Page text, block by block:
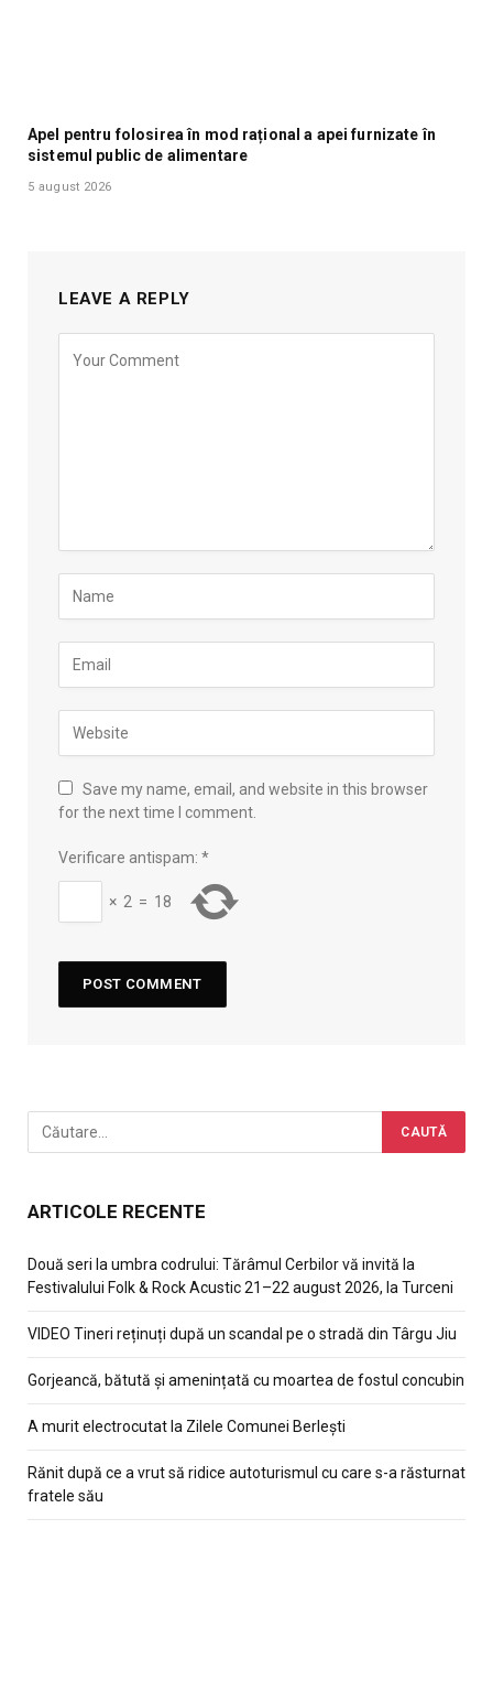
Apel pentru folosirea în mod rațional a apei furnizate în
sistemul public de alimentare
5 august 2026
LEAVE A REPLY
Save my name, email, and website in this browser
for the next time I comment.
Verificare antispam: *
× 2 = 18
ARTICOLE RECENTE
Două seri la umbra codrului: Tărâmul Cerbilor vă invită la
Festivalului Folk & Rock Acustic 21–22 august 2026, la Turceni
VIDEO Tineri reținuți după un scandal pe o stradă din Târgu Jiu
Gorjeancă, bătută și amenințată cu moartea de fostul concubin
A murit electrocutat la Zilele Comunei Berlești
Rănit după ce a vrut să ridice autoturismul cu care s-a răsturnat
fratele său